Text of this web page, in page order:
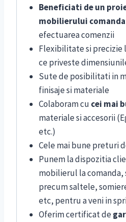
Beneficiati de un
mobilierului
efectuarea comenzii
Flexibilitate si precizie
ce priveste
Sute de posibilitati in
finisaje si materiale
Colaboram cu cei mai
materiale si accesorii
etc.)
Cele mai bune preturi
Punem la dispozitia
mobilierul la comanda,
precum saltele,
etc, pentru a veni in
Oferim certificat de